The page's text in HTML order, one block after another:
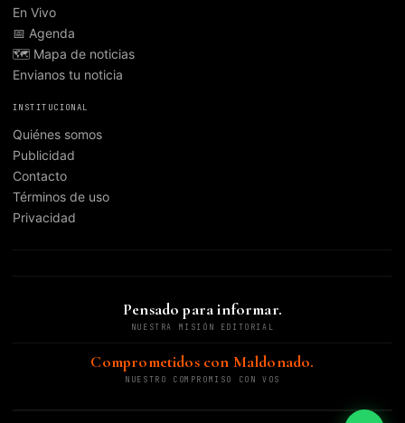
En Vivo
📅 Agenda
🗺️ Mapa de noticias
Envianos tu noticia
INSTITUCIONAL
Quiénes somos
Publicidad
Contacto
Términos de uso
Privacidad
Pensado para informar.
NUESTRA MISIÓN EDITORIAL
Comprometidos con Maldonado.
NUESTRO COMPROMISO CON VOS